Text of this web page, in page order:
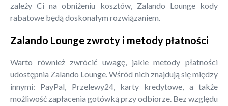
zależy Ci na obniżeniu kosztów, Zalando Lounge kody
rabatowe będą doskonałym rozwiązaniem.
Zalando Lounge zwroty i metody płatności
Warto również zwrócić uwagę, jakie metody płatności
udostępnia Zalando Lounge. Wśród nich znajdują się między
innymi: PayPal, Przelewy24, karty kredytowe, a także
możliwość zapłacenia gotówką przy odbiorze. Bez względu